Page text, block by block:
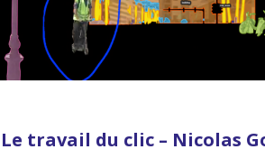
Le travail du clic – Nicolas